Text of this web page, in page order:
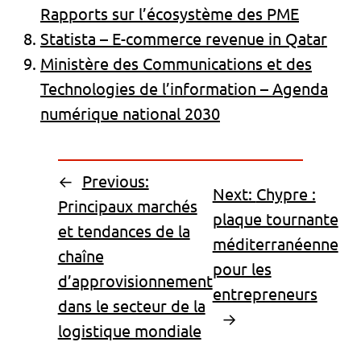
Rapports sur l’écosystème des PME
Statista – E-commerce revenue in Qatar
Ministère des Communications et des
Technologies de l’information – Agenda
numérique national 2030
← Previous:
Principaux marchés
et tendances de la
chaîne
d’approvisionnement
dans le secteur de la
logistique mondiale
Next: Chypre :
plaque tournante
méditerranéenne
pour les
entrepreneurs
→